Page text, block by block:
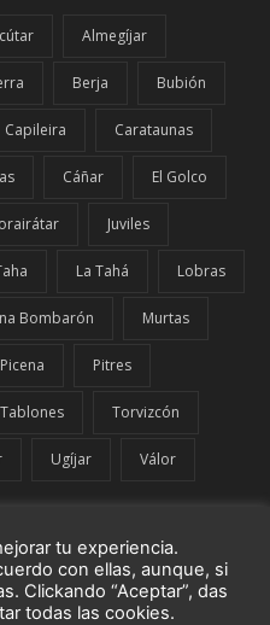
Almegíjar
Berja Bubión
Capileira Carataunas
Cáñar El Golco
Juviles
La Tahá Lobras
Bombarón Murtas
Picena Pitres
Tablones Torvizcón
Ugíjar Válor
tu experiencia.
con ellas, aunque, si
Clickando “Aceptar”, das
todas las cookies.